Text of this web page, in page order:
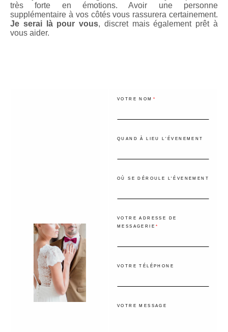
très forte en émotions. Avoir une personne
supplémentaire à vos côtés vous rassurera certainement.
Je serai là pour vous, discret mais également prêt à
vous aider.
VOTRE NOM
QUAND À LIEU L'ÉVENEMENT
OÙ SE DÉROULE L'ÉVENEMENT
VOTRE ADRESSE DE
MESSAGERIE
VOTRE TÉLÉPHONE
VOTRE MESSAGE